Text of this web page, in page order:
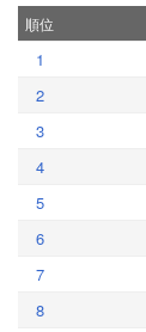
順位
1
2
3
4
5
6
7
8